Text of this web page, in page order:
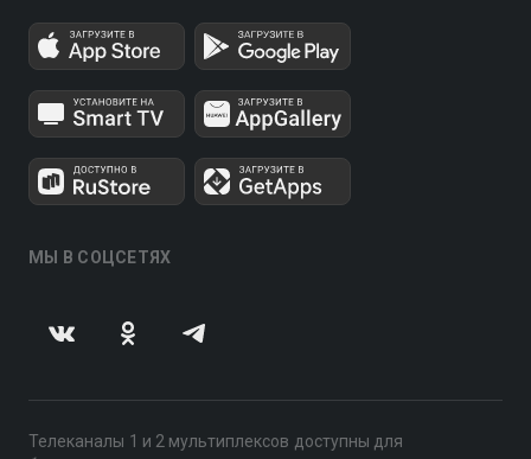
МЫ В СОЦСЕТЯХ
Телеканалы 1 и 2 мультиплексов доступны для